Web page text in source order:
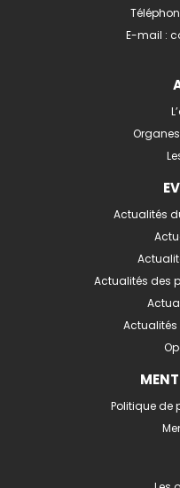
E-mail :
Actualités
Actualités des
Actualités
Politique de